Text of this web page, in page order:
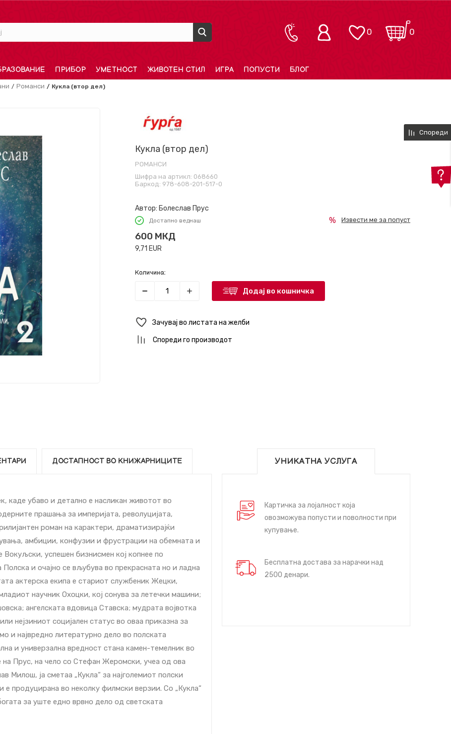
0
0
ПРИБОР УМЕТНОСТ ЖИВОТЕН СТИЛ ИГРА ПОПУСТИ БЛОГ
Романси Кукла (втор дел)
Кукла (втор дел)
РОМАНСИ
Шифра на артикл: 068660
Баркод: 978-608-201-517-0
Автор: Болеслав Прус
Достапно веднаш
600 МКД
9,71 EUR
Извести ме за попуст
Количина:
Додај во кошничка
Зачувај во листата на желби
Спореди го производот
ДОСТАПНОСТ ВО КНИЖАРНИЦИТЕ
каде убаво и детално е насликан животот во
прашања за империјата, револуцијата,
роман на карактери, драматизирајќи
амбиции, конфузии и фрустрации на обемната и
успешен бизнисмен кој копнее по
и очајно се вљубува во прекрасната но и ладна
актерска екипа е стариот службеник Жецки,
научник Охоцки, кој сонува за летечки машини;
ангелската вдовица Ставска; мудрата војвотка
нејзиниот социјален статус во оваа приказна за
и највредно литературно дело во полската
и универзална вредност стана камен-темелник во
на Прус, на чело со Стефан Жеромски, учеа од ова
Милош, ја сметаа „Кукла“ за најголемиот полски
е продуцирана во неколку филмски верзии. Со „Кукла“
за уште едно врвно дело од светската
УНИКАТНА УСЛУГА
Картичка за лојалност која
овозможува попусти и поволности при
купување.
Бесплатна достава за нарачки над
2500 денари.
Спореди